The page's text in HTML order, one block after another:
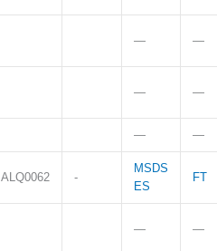
— —
— —
— —
ALQ0062 -
MSDS
ES
FT
— —